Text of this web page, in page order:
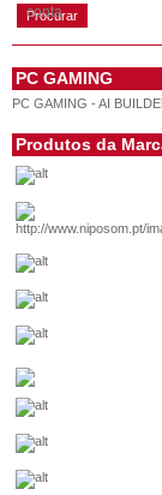
conta
PC GAMING
PC GAMING - AI
Produtos da